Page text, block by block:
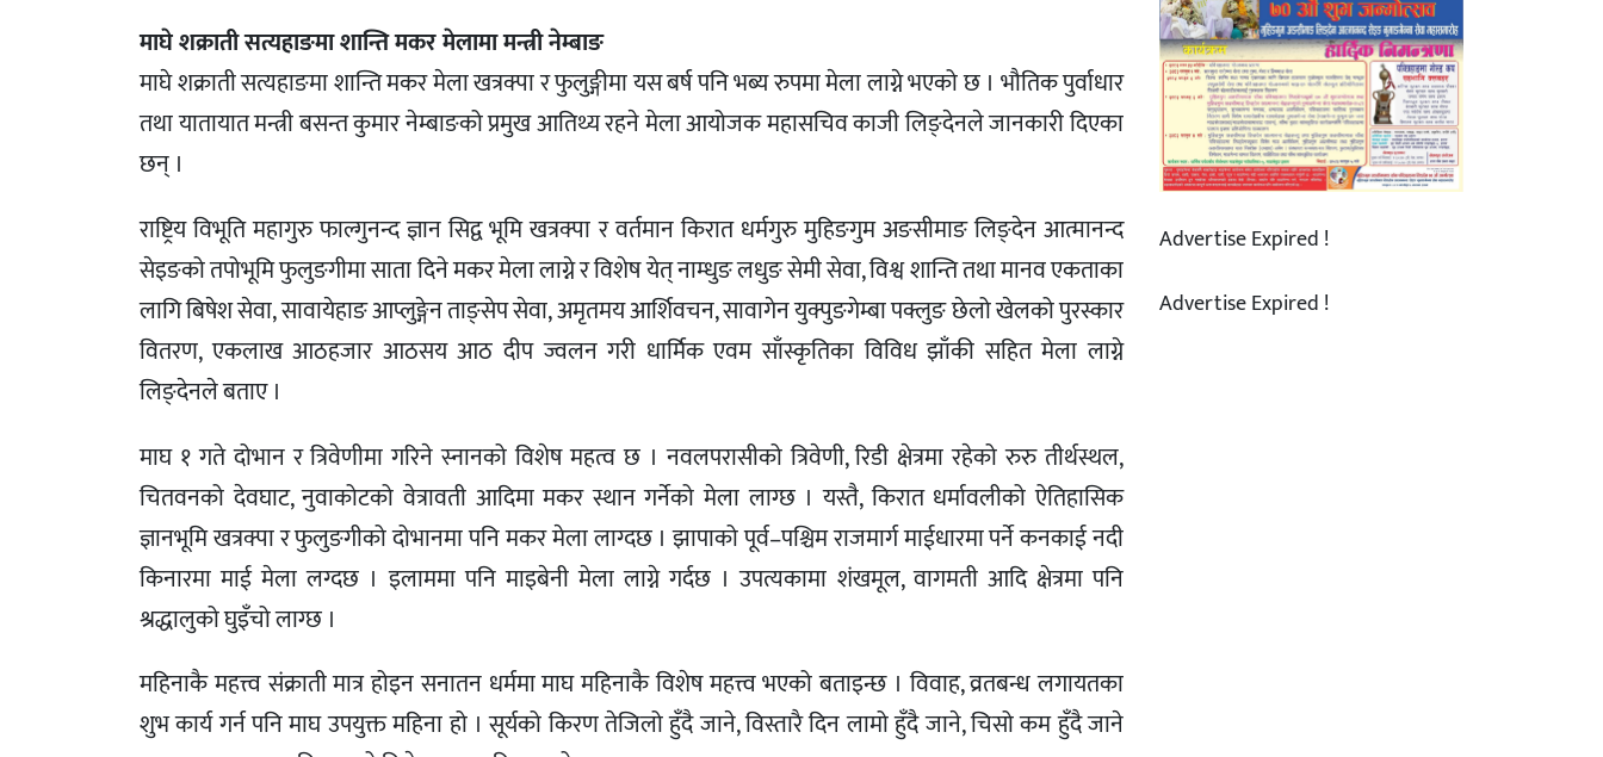
माघे शक्राती सत्यहाङमा शान्ति मकर मेलामा मन्त्री नेम्बाङ
माघे शक्राती सत्यहाङमा शान्ति मकर मेला खत्रक्पा र फुलुङ्गीमा यस बर्ष पनि भब्य रुपमा मेला लाग्ने भएको छ । भौतिक पुर्वाधार
तथा यातायात मन्त्री बसन्त कुमार नेम्बाङको प्रमुख आतिथ्य रहने मेला आयोजक महासचिव काजी लिङ्देनले जानकारी दिएका
छन् ।
राष्ट्रिय विभूति महागुरु फाल्गुनन्द ज्ञान सिद्व भूमि खत्रक्पा र वर्तमान किरात धर्मगुरु मुहिङगुम अङसीमाङ लिङ्देन आत्मानन्द
सेइङको तपोभूमि फुलुङगीमा साता दिने मकर मेला लाग्ने र विशेष येत् नाम्धुङ लधुङ सेमी सेवा, विश्व शान्ति तथा मानव एकताका
लागि बिषेश सेवा, सावायेहाङ आप्लुङ्गेन ताङ्सेप सेवा, अमृतमय आर्शिवचन, सावागेन युक्पुङगेम्बा पक्लुङ छेलो खेलको पुरस्कार
वितरण, एकलाख आठहजार आठसय आठ दीप ज्वलन गरी धार्मिक एवम साँस्कृतिका विविध झाँकी सहित मेला लाग्ने
लिङ्देनले बताए ।
माघ १ गते दोभान र त्रिवेणीमा गरिने स्नानको विशेष महत्व छ । नवलपरासीको त्रिवेणी, रिडी क्षेत्रमा रहेको रुरु तीर्थस्थल,
चितवनको देवघाट, नुवाकोटको वेत्रावती आदिमा मकर स्थान गर्नेको मेला लाग्छ । यस्तै, किरात धर्मावलीको ऐतिहासिक
ज्ञानभूमि खत्रक्पा र फुलुङगीको दोभानमा पनि मकर मेला लाग्दछ । झापाको पूर्व–पश्चिम राजमार्ग माईधारमा पर्ने कनकाई नदी
किनारमा माई मेला लग्दछ । इलाममा पनि माइबेनी मेला लाग्ने गर्दछ । उपत्यकामा शंखमूल, वागमती आदि क्षेत्रमा पनि
श्रद्धालुको घुइँचो लाग्छ ।
महिनाकै महत्त्व संक्राती मात्र होइन सनातन धर्ममा माघ महिनाकै विशेष महत्त्व भएको बताइन्छ । विवाह, व्रतबन्ध लगायतका
शुभ कार्य गर्न पनि माघ उपयुक्त महिना हो । सूर्यको किरण तेजिलो हुँदै जाने, विस्तारै दिन लामो हुँदै जाने, चिसो कम हुँदै जाने
Advertise Expired !
Advertise Expired !